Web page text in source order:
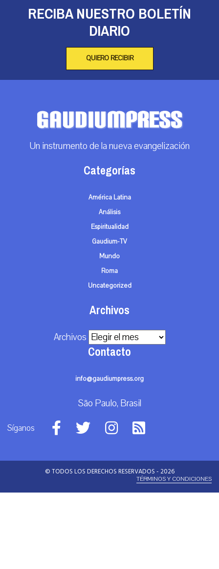
RECIBA NUESTRO BOLETÍN
DIARIO
QUIERO RECIBIR
Un instrumento de la nueva evangelización
Categorías
América Latina
Análisis
Espiritualidad
Gaudium-TV
Mundo
Roma
Uncategorized
Archivos
Archivos
Contacto
info@gaudiumpress.org
São Paulo, Brasil
Síganos
© TODOS LOS DERECHOS RESERVADOS - 2026
TÉRMINOS Y CONDICIONES